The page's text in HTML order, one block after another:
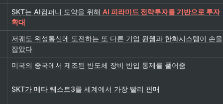
SKT는 AI컴퍼니 도약을 위해 AI 피라미드 전략투자를 기반으로 투자
확대
저궤도 위성통신에 도전하는 또 다른 기업 원웹과 한화시스템이 손을
잡았다
미국의 중국에서 제조된 반도체 장비 반입 통제를 풀어줌
SKT가 메타 퀘스트3를 세계에서 가장 빨리 판매